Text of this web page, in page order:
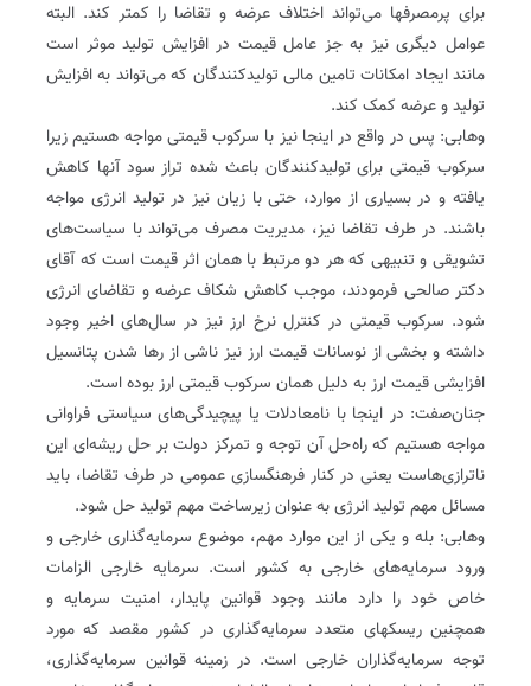
برای پرمصرف‏ها می‌تواند اختلاف عرضه و تقاضا را کمتر کند. البته
عوامل دیگری نیز به جز عامل قیمت در افزایش تولید موثر است
مانند ایجاد امکانات تامین مالی تولیدکنندگان که می‌تواند به افزایش
تولید و عرضه کمک کند.
وهابی: پس در واقع در اینجا نیز با سرکوب قیمتی مواجه هستیم زیرا
سرکوب قیمتی برای تولیدکنندگان باعث شده تراز سود آنها کاهش
یافته و در بسیاری از موارد، حتی با زیان نیز در تولید انرژی مواجه
باشند. در طرف تقاضا نیز، مدیریت مصرف می‌تواند با سیاست‌های
تشویقی و تنبیهی که هر دو مرتبط با همان اثر قیمت است که آقای
دکتر صالحی فرمودند، موجب کاهش شکاف عرضه و تقاضای انرژی
شود. سرکوب قیمتی در کنترل نرخ ارز نیز در سال‌های اخیر وجود
داشته و بخشی از نوسانات قیمت ارز نیز ناشی از رها شدن پتانسیل
افزایشی قیمت ارز به دلیل همان سرکوب قیمتی ارز بوده است.
جنان‌صفت: در اینجا با نامعادلات یا پیچیدگی‌های سیاستی فراوانی
مواجه هستیم که راه‌حل آن توجه و تمرکز دولت بر حل ریشه‌ای این
ناترازی‌هاست یعنی در کنار فرهنگ‏سازی عمومی در طرف تقاضا، باید
مسائل مهم تولید انرژی به عنوان زیرساخت مهم تولید حل شود.
وهابی: بله و یکی از این موارد مهم، موضوع سرمایه‌گذاری خارجی و
ورود سرمایه‌های خارجی به کشور است. سرمایه خارجی الزامات
خاص خود را دارد مانند وجود قوانین پایدار، امنیت سرمایه و
همچنین ریسک‏های متعدد سرمایه‌گذاری در کشور مقصد که مورد
توجه سرمایه‌گذاران خارجی است. در زمینه قوانین سرمایه‌گذاری،